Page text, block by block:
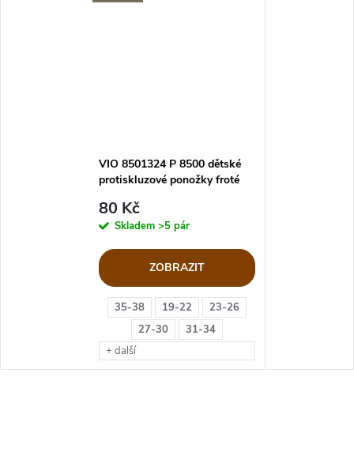
35-38 19-22
23-26
27-30
31-34
+ další
VIO 8501324 P 8500 dětské
protiskluzové ponožky froté
80 Kč
Skladem >5 pár
ZOBRAZIT